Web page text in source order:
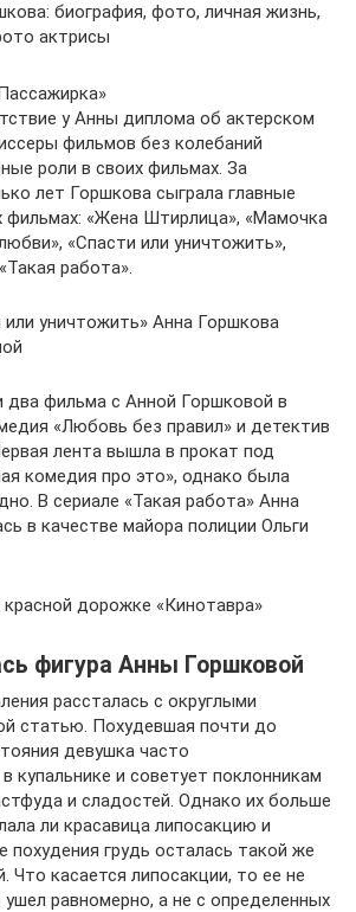
биография, фото, личная жизнь,
актрисы
у Анны диплома об актерском
фильмов без колебаний
роли в своих фильмах. За
лет Горшкова сыграла главные
фильмах: «Жена Штирлица», «Мамочка
«Спасти или уничтожить»,
работа».
уничтожить» Анна Горшкова
два фильма с Анной Горшковой в
«Любовь без правил» и детектив
лента вышла в прокат под
комедия про это», однако была
В сериале «Такая работа» Анна
в качестве майора полиции Ольги
дорожке «Кинотавра»
фигура Анны Горшковой
рассталась с округлыми
статью. Похудевшая почти до
девушка часто
купальнике и советует поклонникам
и сладостей. Однако их больше
ли красавица липосакцию и
похудения грудь осталась такой же
Что касается липосакции, то ее не
равномерно, а не с определенных